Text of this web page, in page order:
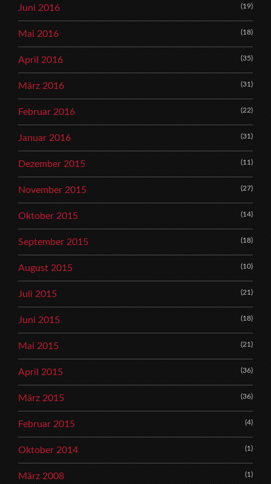
Juni 2016 (19)
Mai 2016 (18)
April 2016 (35)
März 2016 (31)
Februar 2016 (22)
Januar 2016 (31)
Dezember 2015 (11)
November 2015 (27)
Oktober 2015 (14)
September 2015 (18)
August 2015 (10)
Juli 2015 (21)
Juni 2015 (18)
Mai 2015 (21)
April 2015 (36)
März 2015 (36)
Februar 2015 (4)
Oktober 2014 (1)
März 2008 (1)